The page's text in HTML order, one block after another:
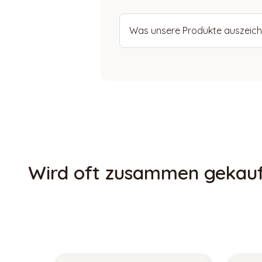
Was unsere Produkte